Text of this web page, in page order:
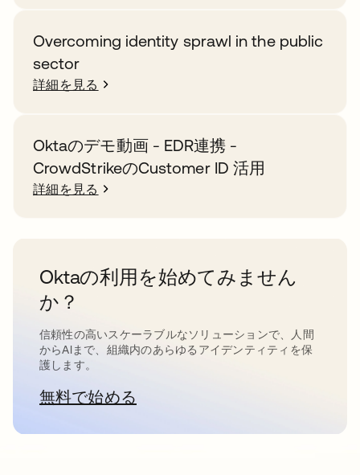
Overcoming identity sprawl in the public
sector
詳細を見る
Oktaのデモ動画 - EDR連携 -
CrowdStrikeのCustomer ID 活用
詳細を見る
Oktaの利用を始めてみません
か？
信頼性の高いスケーラブルなソリューションで、人間
からAIまで、組織内のあらゆるアイデンティティを保
護します。
無料で始める新しいタブで開く